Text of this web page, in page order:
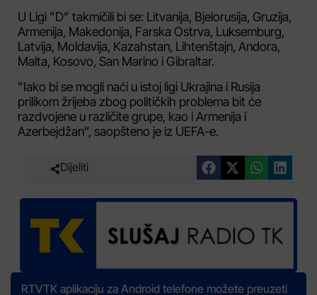
U Ligi ”D” takmičili bi se: Litvanija, Bjelorusija, Gruzija,
Armenija, Makedonija, Farska Ostrva, Luksemburg,
Latvija, Moldavija, Kazahstan, Lihtenštajn, Andora,
Malta, Kosovo, San Marino i Gibraltar.
”Iako bi se mogli naći u istoj ligi Ukrajina i Rusija
prilikom žrijeba zbog političkih problema bit će
razdvojene u različite grupe, kao i Armenija i
Azerbejdžan”, saopšteno je iz UEFA-e.
Dijeliti
RTVTK aplikaciju za Android telefone možete preuzeti